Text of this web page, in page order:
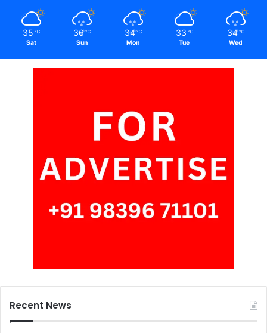
35 ℃
Sat
36 ℃
Sun
34 ℃
Mon
33 ℃
Tue
34 ℃
Wed
Recent News